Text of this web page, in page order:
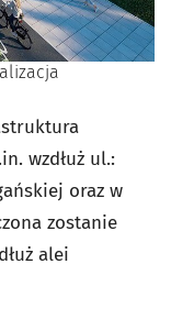
wzdłuż ul.:
oraz w
zostanie
alei